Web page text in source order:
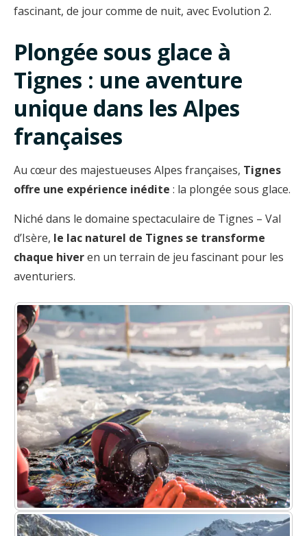
fascinant, de jour comme de nuit, avec Evolution 2.
Plongée sous glace à
Tignes : une aventure
unique dans les Alpes
françaises
Au cœur des majestueuses Alpes françaises, Tignes
offre une expérience inédite : la plongée sous glace.
Niché dans le domaine spectaculaire de Tignes – Val
d’Isère, le lac naturel de Tignes se transforme
chaque hiveren un terrain de jeu fascinant pour les
aventuriers.